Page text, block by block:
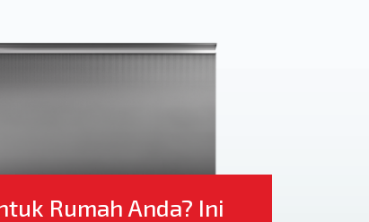
Rumah Anda? Ini